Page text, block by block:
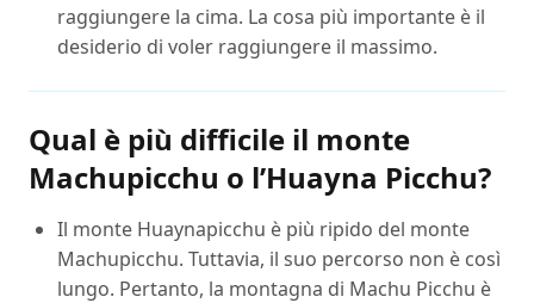
raggiungere la cima. La cosa più importante è il
desiderio di voler raggiungere il massimo.
Qual è più difficile il monte
Machupicchu o l’Huayna Picchu?
Il monte Huaynapicchu è più ripido del monte
Machupicchu. Tuttavia, il suo percorso non è così
lungo. Pertanto, la montagna di Machu Picchu è